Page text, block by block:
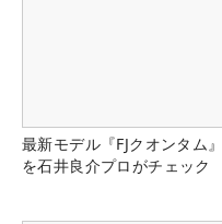
最新モデル『FJクオンタム』
を石井良介プロがチェック